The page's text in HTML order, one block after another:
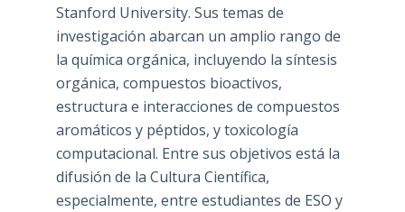
Stanford University. Sus temas de
investigación abarcan un amplio rango de
la química orgánica, incluyendo la síntesis
orgánica, compuestos bioactivos,
estructura e interacciones de compuestos
aromáticos y péptidos, y toxicología
computacional. Entre sus objetivos está la
difusión de la Cultura Científica,
especialmente, entre estudiantes de ESO y